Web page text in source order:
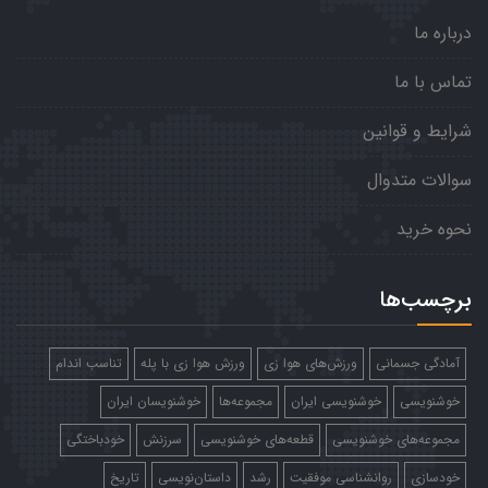
درباره ما
تماس با ما
شرایط و قوانین
سوالات متدوال
نحوه خرید
برچسب‌ها
آمادگی جسمانی ورزش‌های هوا زی ورزش هوا زی با پله
تناسب اندام
خوشنویسی
خوشنویسی ایران مجموعه‌ها
خوشنویسان ایران
مجموعه‌های خوشنویسی
قطعه‌های خوشنویسی سرزنش
خودباختگی
خودسازی
روانشناسی موفقیت رشد داستان‌نویسی تاریخ